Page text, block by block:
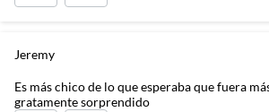
Jeremy
Es más chico de lo que esperaba que fuera
gratamente sorprendido